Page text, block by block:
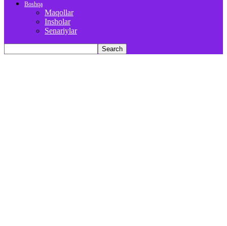
Boshqa
Maqollar
Insholar
Senariylar